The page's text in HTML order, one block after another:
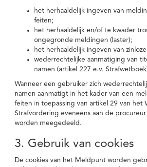
het herhaaldelijk ingeven van
feiten;
het herhaaldelijk en/of te kwader
ongegronde meldingen (laster);
het herhaaldelijk ingeven van
wederrechtelijke aanmatiging van
namen (artikel 227 e.v.
Wanneer een gebruiker zich
namen aanmatigt in het kader van een
feiten in toepassing van artikel 29 van het
Strafvordering eveneens aan de
worden meegedeeld.
3. Gebruik van cookies
De cookies van het Meldpunt worden